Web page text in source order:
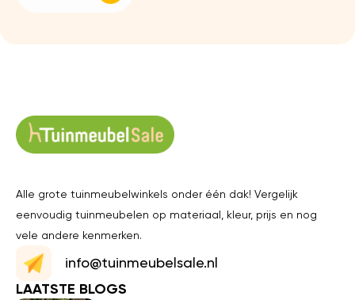
Alle grote tuinmeubelwinkels onder één dak! Vergelijk
eenvoudig tuinmeubelen op materiaal, kleur, prijs en nog
vele andere kenmerken.
info@tuinmeubelsale.nl
LAATSTE BLOGS